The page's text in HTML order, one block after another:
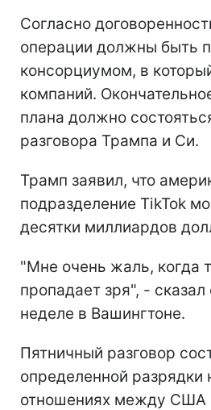
Согласно
операции должны быть
консорциумом, в
компаний.
плана должно
разговора Трампа и Си.
Трамп заявил, что
подразделение TikTok
десятки миллиардов
"Мне очень жаль, когда
пропадает зря", - сказал
неделе в Вашингтоне.
Пятничный разговор
определенной разрядки
отношениях между США